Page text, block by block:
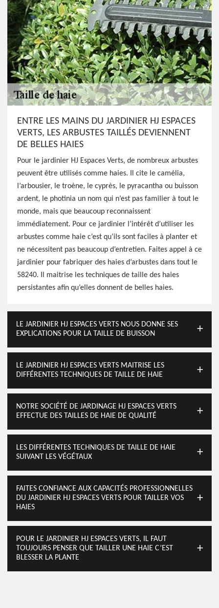
ENTRE LES MAINS DU JARDINIER HJ ESPACES
VERTS, LES ARBUSTES TAILLÉS DEVIENNENT
DE BELLES HAIES
Pour le jardinier HJ Espaces Verts, de nombreux arbustes
peuvent être utilisés comme haies. Il cite le camélia,
l’arbousier, le troène, le cyprès, le pyracantha ou buisson
ardent, le photinia un nom qui n’est pas familier à tout le
monde, mais que beaucoup reconnaissent
immédiatement. Pour ce jardinier l’intérêt d’utiliser les
arbustes comme haie c’est qu’ils sont faciles à planter et
ne nécessitent pas beaucoup d’entretien. Faites appel à ce
jardinier pour fabriquer des haies d’arbustes dans tout le
58240. Il maitrise les techniques de taille des haies
persistantes afin qu’elles donnent de belles haies.
LE JARDINIER HJ ESPACES VERTS NOUS DONNE SES
EXPLICATIONS POUR LA TAILLE DE BUISSON
LE JARDINIER HJ ESPACES VERTS MAITRISE LES
DIFFÉRENTES TECHNIQUES DE TAILLE DE HAIE
NOTRE SOCIÉTÉ DE JARDINAGE HJ ESPACES VERTS
EFFECTUE DES TAILLES DE HAIE DE QUALITÉ
LES DIFFÉRENTES TECHNIQUES DE TAILLE DE HAIE
SUIVANT LES VÉGÉTAUX
FAITES CONFIANCE AUX CAPACITÉS PROFESSIONNELLES
DU JARDINIER HJ ESPACES VERTS POUR TAILLER VOS
HAIES
POUR LE JARDINIER HJ ESPACES VERTS, IL FAUT
TOUJOURS PENSER QUE TAILLER UNE HAIE C’EST
BLESSER LA PLANTE